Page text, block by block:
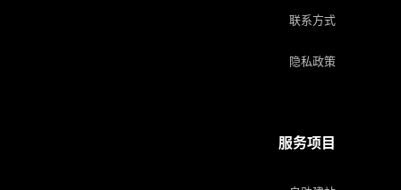
联系方式
隐私政策
服务项目